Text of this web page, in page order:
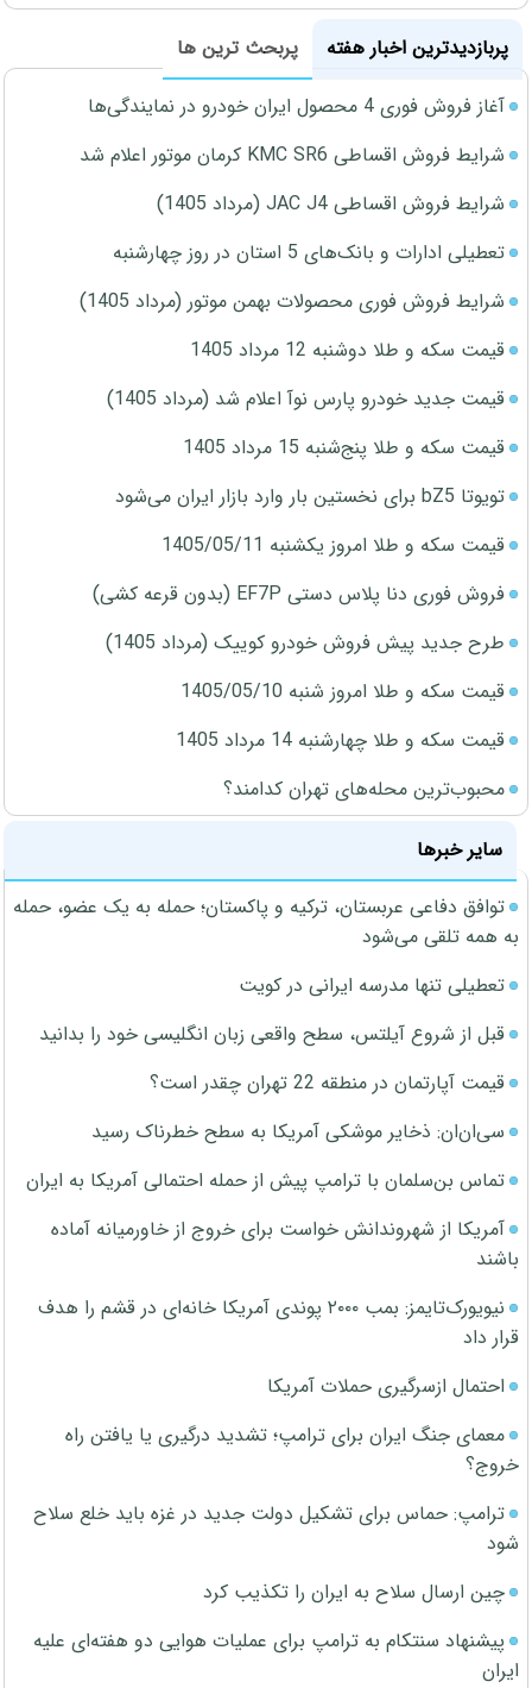
پربازدیدترین اخبار هفته
پربحث ترین ها
آغاز فروش فوری 4 محصول ایران خودرو در نمایندگی‌ها
شرایط فروش اقساطی KMC SR6 کرمان موتور اعلام شد
شرایط فروش اقساطی JAC J4 (مرداد 1405)
تعطیلی ادارات و بانک‌های 5 استان در روز چهارشنبه
شرایط فروش فوری محصولات بهمن موتور (مرداد 1405)
قیمت سکه و طلا دوشنبه 12 مرداد 1405
قیمت جدید خودرو پارس نوآ اعلام شد (مرداد 1405)
قیمت سکه و طلا پنج‌شنبه 15 مرداد 1405
تویوتا bZ5 برای نخستین بار وارد بازار ایران می‌شود
قیمت سکه و طلا امروز یکشنبه 1405/05/11
فروش فوری دنا پلاس دستی EF7P (بدون قرعه کشی)
طرح جدید پیش فروش خودرو کوییک (مرداد 1405)
قیمت سکه و طلا امروز شنبه 1405/05/10
قیمت سکه و طلا چهارشنبه 14 مرداد 1405
محبوب‌ترین محله‌های تهران کدامند؟
سایر خبرها
توافق دفاعی عربستان، ترکیه و پاکستان؛ حمله به یک عضو، حمله
به همه تلقی می‌شود
تعطیلی تنها مدرسه ایرانی در کویت
قبل از شروع آیلتس، سطح واقعی زبان انگلیسی خود را بدانید
قیمت آپارتمان در منطقه 22 تهران چقدر است؟
سی‌ان‌ان: ذخایر موشکی آمریکا به سطح خطرناک رسید
تماس بن‌سلمان با ترامپ پیش از حمله احتمالی آمریکا به ایران
آمریکا از شهروندانش خواست برای خروج از خاورمیانه آماده
باشند
نیویورک‌تایمز: بمب ۲۰۰۰ پوندی آمریکا خانه‌ای در قشم را هدف
قرار داد
احتمال ازسرگیری حملات آمریکا
معمای جنگ ایران برای ترامپ؛ تشدید درگیری یا یافتن راه
خروج؟
ترامپ: حماس برای تشکیل دولت جدید در غزه باید خلع سلاح
شود
چین ارسال سلاح به ایران را تکذیب کرد
پیشنهاد سنتکام به ترامپ برای عملیات هوایی دو هفته‌ای علیه
ایران